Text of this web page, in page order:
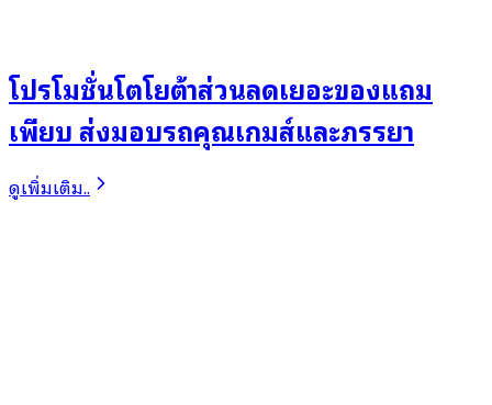
โปรโมชั่นโตโยต้าส่วนลดเยอะของแถม
เพียบ ส่งมอบรถคุณเกมส์และภรรยา
ดูเพิ่มเติม..